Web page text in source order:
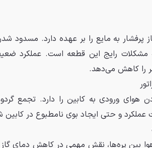
پرفشار به مایع را بر عهده دارد. مسدود
مشکلات رایج این قطعه است. عملکرد ضعیف
را کاهش می‌دهد.
هوای ورودی به کابین را دارد. تجمع
و حتی ایجاد بوی نامطبوع در کابین
بین پره‌ها، نقش مهمی در کاهش دمای گاز